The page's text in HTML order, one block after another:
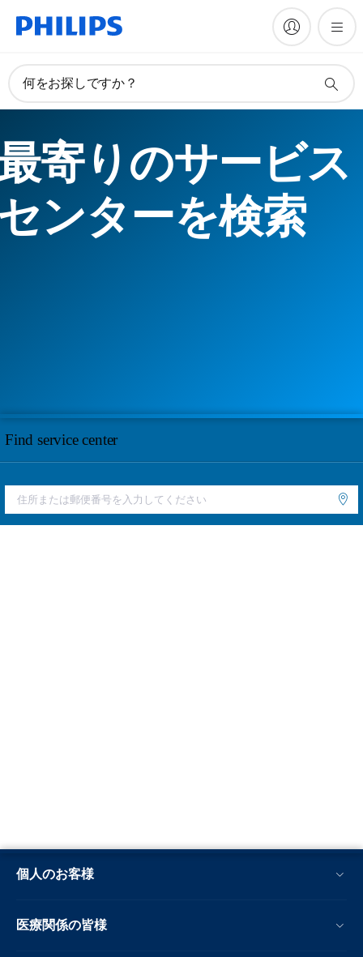
何をお探しですか？
寄りのサービス
ンターを検索
Find service center
個人のお客様
医療関係の皆様